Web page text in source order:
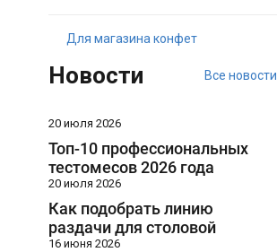
Для магазина конфет
Новости Все новости
20 июля 2026
Топ-10 профессиональных
тестомесов 2026 года
20 июля 2026
Как подобрать линию
раздачи для столовой
16 июня 2026